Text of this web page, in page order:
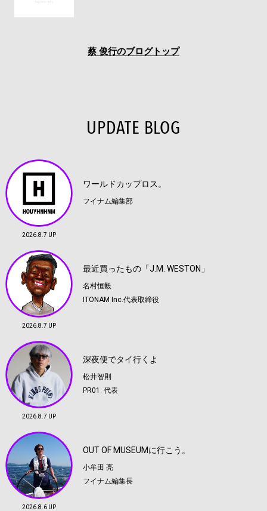
蔡 俊行のブログトップ
UPDATE BLOG
2026.8.7 UP
ワールドカップロス。
フイナム編集部
2026.8.7 UP
最近買ったもの「J.M. WESTON」
名村恒毅
ITONAM Inc.代表取締役
2026.8.7 UP
深夜便でタイ行くよ
松井智則
PR01. 代表
2026.8.6 UP
OUT OF MUSEUMに行こう。
小牟田 亮
フイナム編集長